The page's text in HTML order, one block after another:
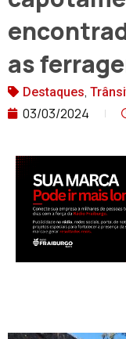
as
Destaques,
03/03/2024